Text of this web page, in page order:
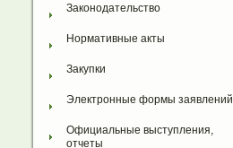
Законодательство
Нормативные акты
Закупки
Электронные формы заявлений
Официальные выступления,
отчеты